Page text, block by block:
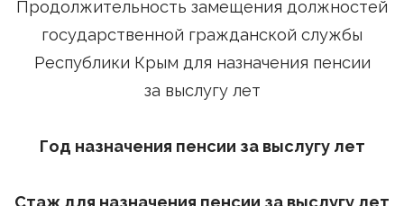
Продолжительность замещения должностей
государственной гражданской службы
Республики Крым для назначения пенсии
за выслугу лет
Год назначения пенсии за выслугу лет